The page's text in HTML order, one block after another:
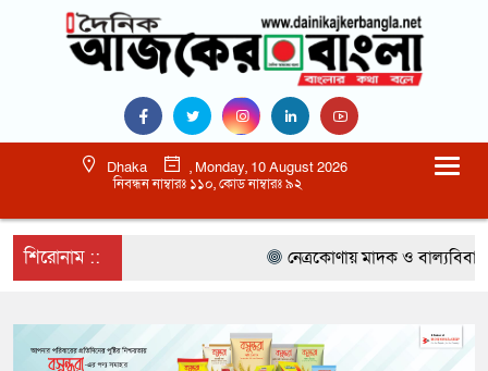
Dhaka
, Monday, 10 August 2026
নিবন্ধন নাম্বারঃ ১১০, কোড নাম্বারঃ ৯২
শিরোনাম :: নেত্রকোণায় মাদক ও বাল্যবিবাহ কে